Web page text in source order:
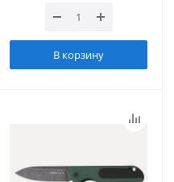
В корзину